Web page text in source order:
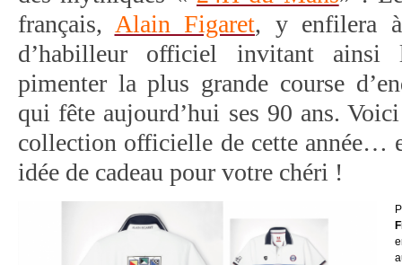
français, Alain Figaret, y enfilera
d’habilleur officiel invitant
pimenter la plus grande course
qui fête aujourd’hui ses 90 ans.
collection officielle de cette année…
idée de cadeau pour votre chéri !